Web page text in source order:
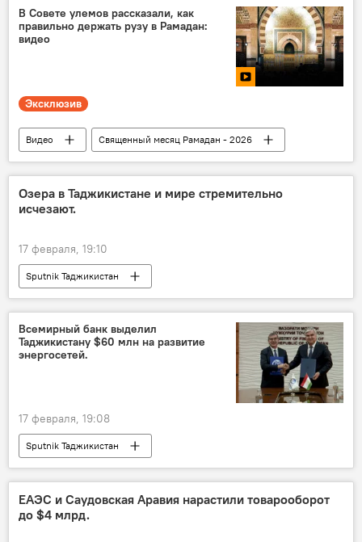
В Совете улемов рассказали, как
правильно держать рузу в Рамадан:
видео
Эксклюзив
Видео
Священный месяц Рамадан - 2026
Религия
мусульманство
Совет улемов Таджикистана
Озера в Таджикистане и мире стремительно
исчезают.
17 февраля, 19:10
Sputnik Таджикистан
Всемирный банк выделил
Таджикистану $60 млн на развитие
энергосетей.
17 февраля, 19:08
Sputnik Таджикистан
ЕАЭС и Саудовская Аравия нарастили товарооборот
до $4 млрд.